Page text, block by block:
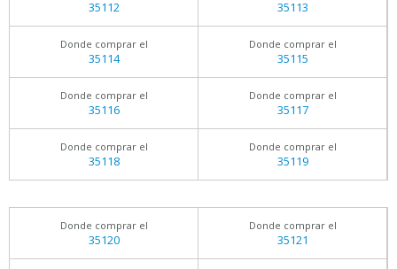
35112 35113
Donde comprar el
35114
Donde comprar el
35115
Donde comprar el
35116
Donde comprar el
35117
Donde comprar el
35118
Donde comprar el
35119
Donde comprar el
35120
Donde comprar el
35121